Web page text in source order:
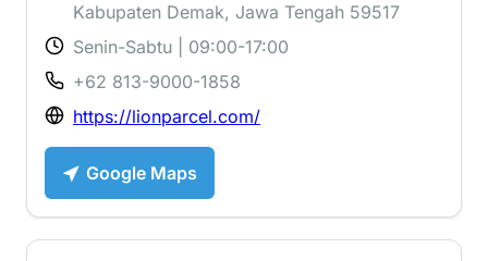
Kabupaten Demak, Jawa Tengah 59517
Senin-Sabtu | 09:00-17:00
+62 813-9000-1858
https://lionparcel.com/
Google Maps